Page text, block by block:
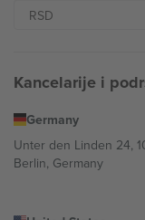
Kancelarije i
Germany
Unter den Linden 24,
Berlin, Germany